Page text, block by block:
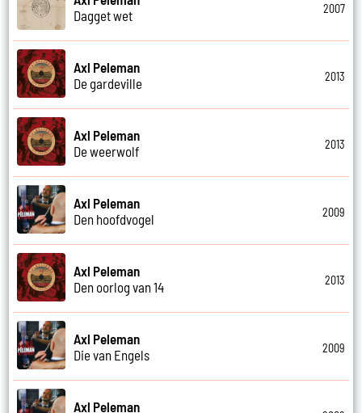
Dagget wet
2007
Axl Peleman
De gardeville
2013
Axl Peleman
De weerwolf
2013
Axl Peleman
Den hoofdvogel
2009
Axl Peleman
Den oorlog van 14
2013
Axl Peleman
Die van Engels
2009
Axl Peleman